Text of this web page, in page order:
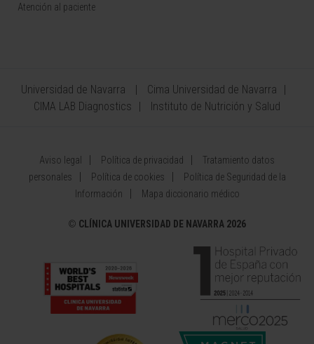
Atención al paciente
Universidad de Navarra
Cima Universidad de Navarra
CIMA LAB Diagnostics
Instituto de Nutrición y Salud
Aviso legal Política de privacidad
Tratamiento datos
personales
Política de cookies
Política de Seguridad de la
Información
Mapa diccionario médico
© CLÍNICA UNIVERSIDAD DE NAVARRA 2026